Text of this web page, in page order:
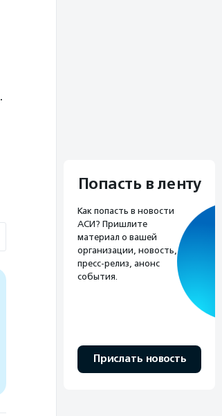
.
Попасть в ленту
Как попасть в новости
АСИ? Пришлите
материал о вашей
организации, новость,
пресс-релиз, анонс
события.
Прислать новость